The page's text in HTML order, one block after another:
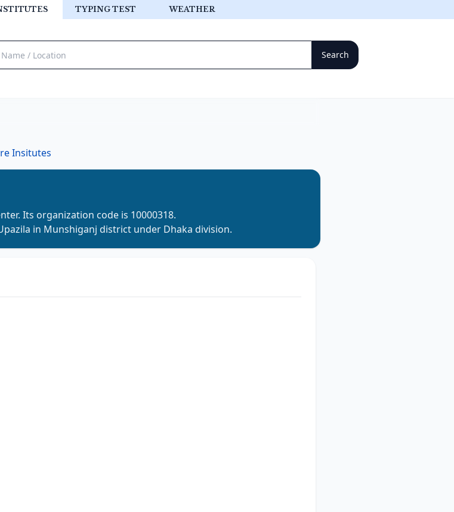
TYPING TEST WEATHER
Insitutes
. Its organization code is 10000318.
in Munshiganj district under Dhaka division.